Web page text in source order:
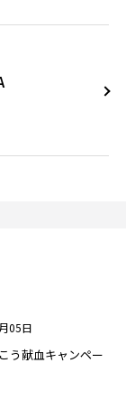
05日
献血キャンペー